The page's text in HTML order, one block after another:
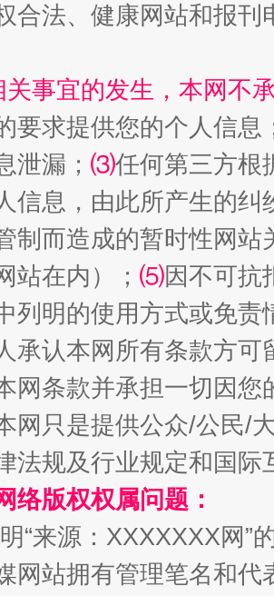
！段成刚被判无期 从幼
计划来了！等你上场
合法、健康网站和报
关事宜的发生，本网不
要求提供您的个人信息
泄漏； ⑶任何第三方根
信息，由此所产生的纠
制而造成的暂时性网
站在内）； ⑸因不可抗
列明的使用方式或免责
承认本网所有条款方
网条款并承担一切因
网只是提供公众/公民/
法规及行业规定和国
络版权权属问题：
“来源：XXXXXXX网”
网站拥有管理笔名和